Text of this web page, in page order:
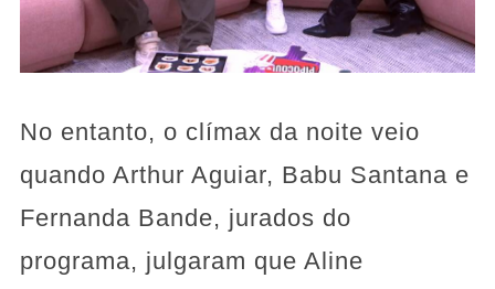
No entanto, o clímax da noite veio
quando Arthur Aguiar, Babu Santana e
Fernanda Bande, jurados do
programa, julgaram que Aline